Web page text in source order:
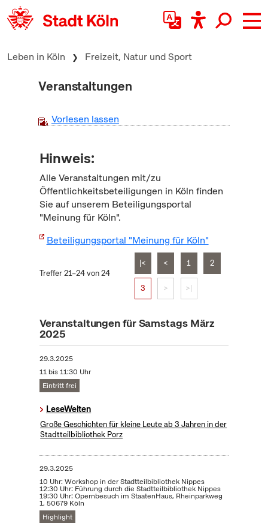
zum Inhalt springen
Leben in Köln Freizeit, Natur und Sport
Veranstaltungen
Vorlesen lassen
Hinweis:
Alle Veranstaltungen mit/zu
Öffentlichkeitsbeteiligungen in Köln finden
Sie auf unserem Beteiligungsportal
"Meinung für Köln".
Beteiligungsportal "Meinung für Köln"
Treffer 21–24 von 24
|< < 1 2
3 > >|
Veranstaltungen für Samstags März
2025
29.3.2025
11 bis 11:30 Uhr
Eintritt frei
LeseWelten
Große Geschichten für kleine Leute ab 3 Jahren in der
Stadtteilbibliothek Porz
29.3.2025
10 Uhr: Workshop in der Stadtteilbibliothek Nippes
12:30 Uhr: Führung durch die Stadtteilbibliothek Nippes
19:30 Uhr: Opernbesuch im StaatenHaus, Rheinparkweg
1, 50679 Köln
Highlight